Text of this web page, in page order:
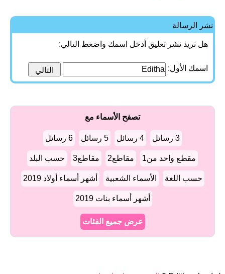
نشر الرسالة
هل تريد نشر تعليق أدخل اسمك واضغط التالي:
اسمك الأول:
تصفح الأسماء مع
3 رسائل 4 رسائل 5 رسائل 6 رسائل
مقطع واحد من1 مقاطع2 مقاطع3 حسب البلد
حسب اللغة الأسماء الشعبية أشهر أسماء أولاد 2019
أشهر أسماء بنات 2019
عرض جميع الفئات